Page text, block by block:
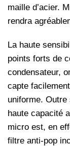
maille d’acier.
rendra
La haute
points forts de
condensateur,
capte
uniforme.
haute capacité
micro est, en
filtre anti-pop